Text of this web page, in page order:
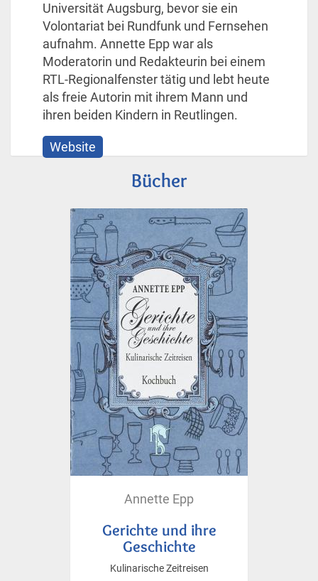
Universität Augsburg, bevor sie ein
Volontariat bei Rundfunk und Fernsehen
aufnahm. Annette Epp war als
Moderatorin und Redakteurin bei einem
RTL-Regionalfenster tätig und lebt heute
als freie Autorin mit ihrem Mann und
ihren beiden Kindern in Reutlingen.
Website
Bücher
Annette Epp
Gerichte und ihre
Geschichte
Kulinarische Zeitreisen